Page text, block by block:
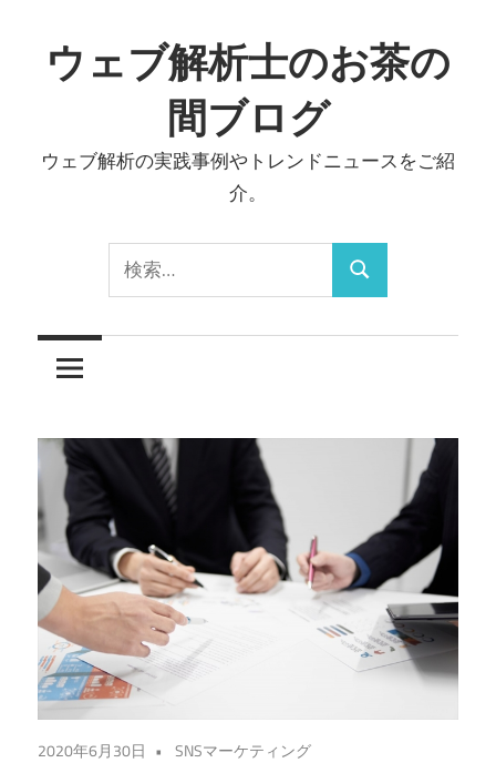
ン
へ
ウェブ解析士のお茶の
間ブログ
ウェブ解析の実践事例やトレンドニュースをご紹
介。
索:
検
2020年6月30日 SNSマーケティング